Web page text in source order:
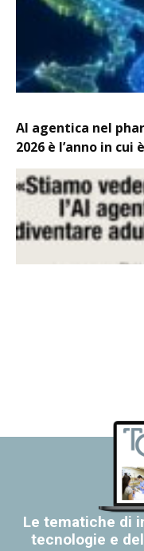
AI agentica nel
2026 è l’anno in
Le tematiche di
tecnologie e